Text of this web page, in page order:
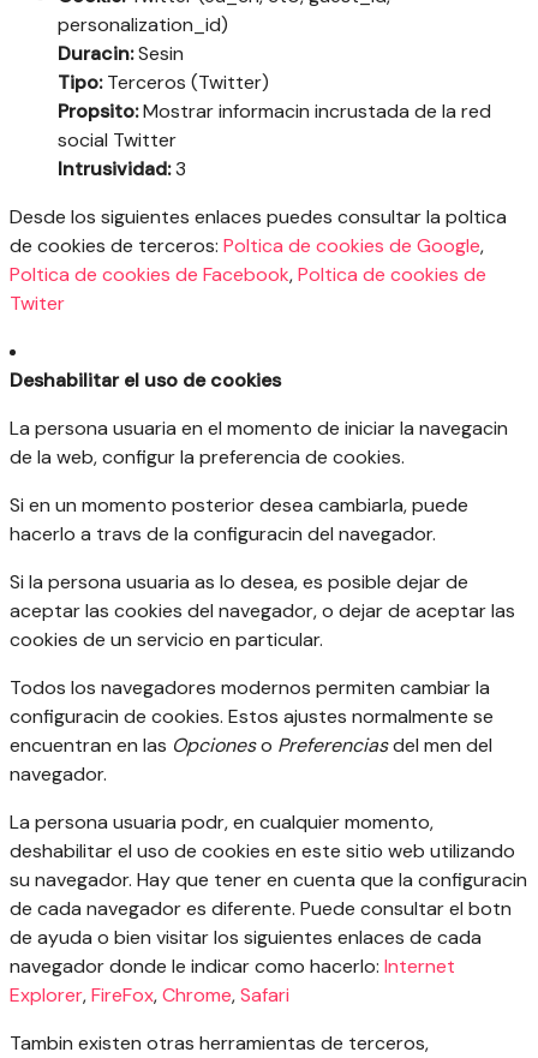
personalization_id)
Duracin:Sesin
Tipo:Terceros (Twitter)
Propsito:Mostrar informacin incrustada de la red
social Twitter
Intrusividad:3
Desde los siguientes enlaces puedes consultar la poltica
de cookies de terceros: Poltica de cookies de Google,
Poltica de cookies de Facebook,Poltica de cookies de
Twiter
Deshabilitar el uso de cookies
La persona usuaria en el momento de iniciar la navegacin
de la web, configur la preferencia de cookies.
Si en un momento posterior desea cambiarla, puede
hacerlo a travs de la configuracin del navegador.
Si la persona usuaria as lo desea, es posible dejar de
aceptar las cookies del navegador, o dejar de aceptar las
cookies de un servicio en particular.
Todos los navegadores modernos permiten cambiar la
configuracin de cookies. Estos ajustes normalmente se
encuentran en las Opcioneso Preferenciasdel men del
navegador.
La persona usuaria podr, en cualquier momento,
deshabilitar el uso de cookies en este sitio web utilizando
su navegador. Hay que tener en cuenta que la configuracin
de cada navegador es diferente. Puede consultar el botn
de ayuda o bien visitar los siguientes enlaces de cada
navegador donde le indicar como hacerlo: Internet
Explorer,FireFox,Chrome,Safari
Tambin existen otras herramientas de terceros,